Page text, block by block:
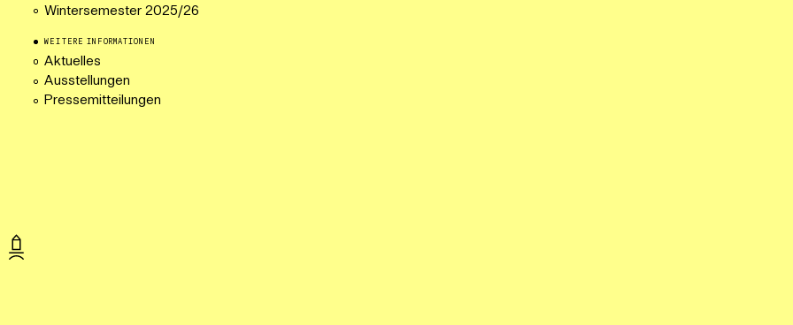
Wintersemester 2025/26
WEITERE INFORMATIONEN
Aktuelles
Ausstellungen
Pressemitteilungen